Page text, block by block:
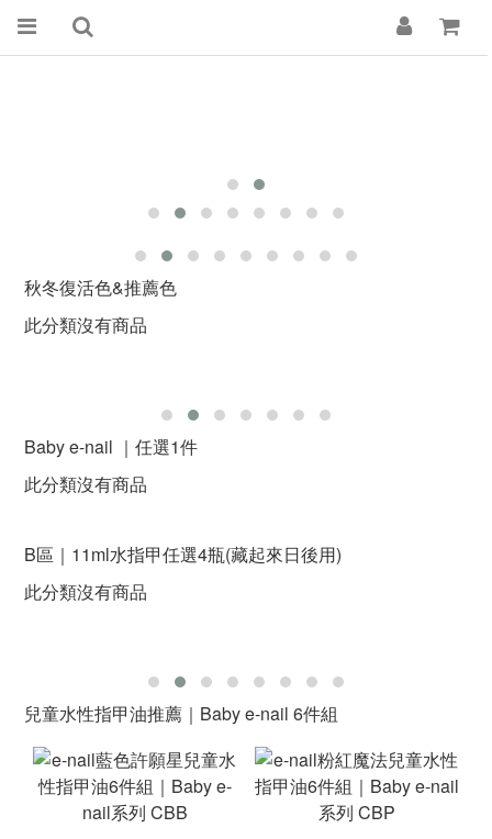
秋冬復活色&推薦色
此分類沒有商品
Baby e-nail ｜任選1件
此分類沒有商品
B區｜11ml水指甲任選4瓶(藏起來日後用)
此分類沒有商品
兒童水性指甲油推薦｜Baby e-nail 6件組